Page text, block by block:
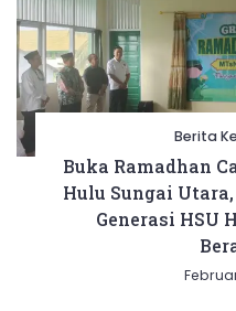
Berita
Buka Ramadhan
Hulu Sungai
Generasi HSU